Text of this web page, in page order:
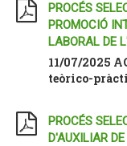
PROCÉS
PROMOCIÓ
LABORAL DE
11/07/2025
teòrico-
PROCÉS
D'AUXILIAR